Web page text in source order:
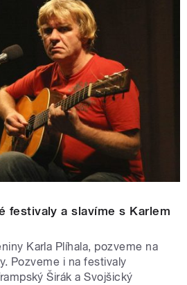
festivaly a slavíme s Karlem
Karla Plíhala, pozveme na
Pozveme i na festivaly
Širák a Svojšický